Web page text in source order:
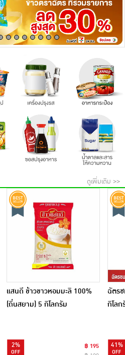
ดูเพิ่มเติม >>
แสนดี ข้าวขาวหอมมะลิ 100%
(ถิ่นสยาม) 5 กิโลกรัม
2%
฿ 195
ฉัตร
กิโลก
41%